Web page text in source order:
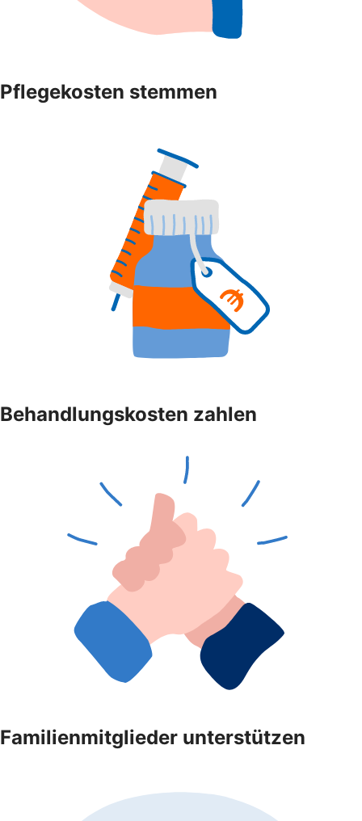
Pflegekosten stemmen
Behandlungskosten zahlen
Familienmitglieder unterstützen